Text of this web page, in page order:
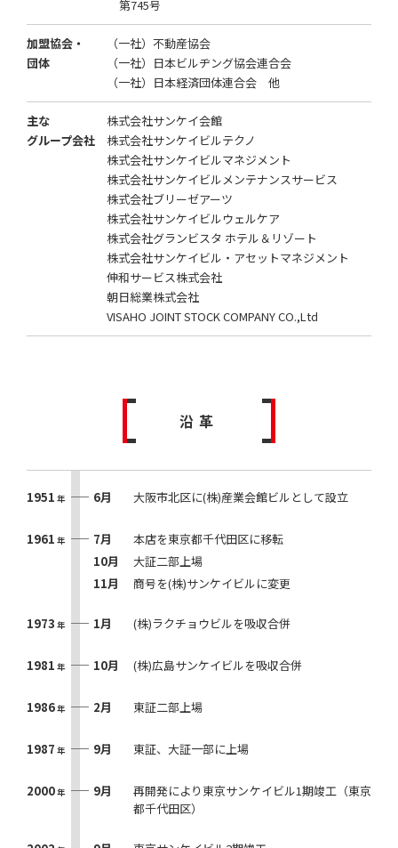
第745号
加盟協会・
団体
（一社）不動産協会
（一社）日本ビルヂング協会連合会
（一社）日本経済団体連合会 他
主な
グループ会社
株式会社サンケイ会館
株式会社サンケイビルテクノ
株式会社サンケイビルマネジメント
株式会社サンケイビルメンテナンスサービス
株式会社ブリーゼアーツ
株式会社サンケイビルウェルケア
株式会社グランビスタ ホテル＆リゾート
株式会社サンケイビル・アセットマネジメント
伸和サービス株式会社
朝日総業株式会社
VISAHO JOINT STOCK COMPANY CO.,Ltd
沿革
1951 年 6月 大阪市北区に(株)産業会館ビルとして設立
1961 年 7月
本店を東京都千代田区に移転
10月
大証二部上場
11月
商号を(株)サンケイビルに変更
1973 年 1月 (株)ラクチョウビルを吸収合併
1981 年 10月 (株)広島サンケイビルを吸収合併
1986年 2月 東証二部上場
1987 年 9月 東証、大証一部に上場
2000年 9月
再開発により東京サンケイビル1期竣工（東京
都千代田区）